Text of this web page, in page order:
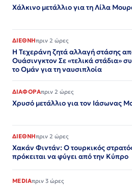
Χάλκινο μετάλλιο για τη Λίλα
ΔΙΕΘΝΗπριν 2 ώρες
Η Τεχεράνη ζητά αλλαγή στάσης
Ουάσινγκτον Σε «τελικά στάδια»
το Ομάν για τη ναυσιπλοία
ΔΙΑΦΟΡΑπριν 2 ώρες
Χρυσό μετάλλιο για τον Iάσωνας
ΔΙΕΘΝΗπριν 2 ώρες
Χακάν Φιντάν: Ο τουρκικός
πρόκειται να φύγει από την Κύπρο
MEDIAπριν 3 ώρες